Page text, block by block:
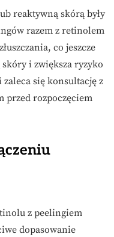
reaktywną skórą były
razem z retinolem
co jeszcze
i zwiększa ryzyko
się konsultację z
przed rozpoczęciem
z peelingiem
dopasowanie